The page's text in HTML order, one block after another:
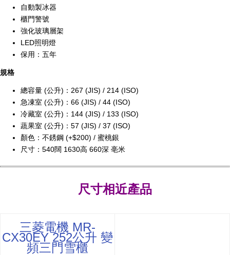
自動製冰器
櫃門警號
強化玻璃層架
LED照明燈
保用：五年
規格
總容量 (公升)：267 (JIS) / 214 (ISO)
急凍室 (公升)：66 (JIS) / 44 (ISO)
冷藏室 (公升)：144 (JIS) / 133 (ISO)
蔬果室 (公升)：57 (JIS) / 37 (ISO)
顏色：不銹鋼 (+$200) / 蜜桃銀
尺寸：540闊 1630高 660深 亳米
尺寸相近產品
三菱電機 MR-
CX30EY 252公升 變
頻三門雪櫃